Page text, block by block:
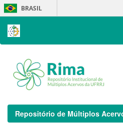
Skip
navigation
BRASIL
Repositório de Múltiplos